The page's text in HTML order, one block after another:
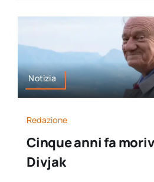
Notizia
Redazione
Cinque anni fa
Divjak